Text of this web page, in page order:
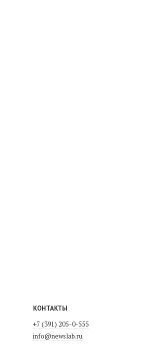
КОНТАКТЫ
+7 (391) 205-0-555
info@newslab.ru